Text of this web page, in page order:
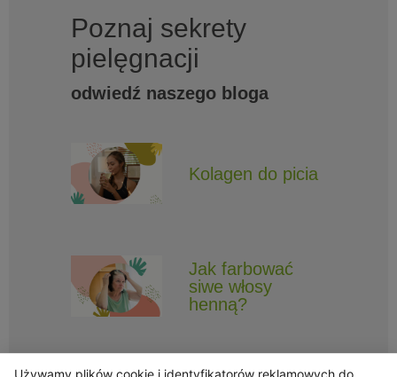
Poznaj sekrety
pielęgnacji
odwiedź naszego bloga
Kolagen do picia
Jak farbować
siwe włosy
henną?
Używamy plików cookie i identyfikatorów reklamowych do